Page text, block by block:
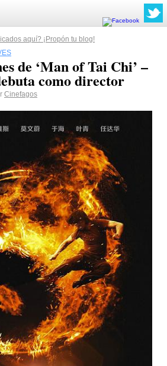
aquí? ¡Propón tu blog!
de ‘Man of Tai Chi’ –
como director
Cinefagos